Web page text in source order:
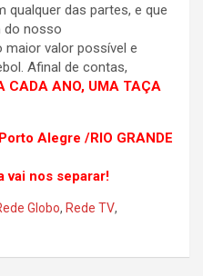
qualquer das partes, e que
do nosso
maior valor possível e
Afinal de contas,
CADA ANO, UMA TAÇA
Alegre /RIO GRANDE
vai nos separar!
Globo, Rede TV,